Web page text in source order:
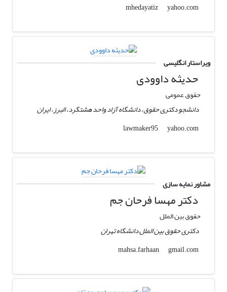
mhedayatiz
yahoo.com
ویراستار انگلیسی
حدیثه داوودی
حقوق عمومی
دانشجو دکتری حقوق، دانشگاه آزاد واحد هشتگرد، البرز، ایران
lawmaker95
yahoo.com
مشاور نمایه سازی
دکتر مهسا فرحان جم
حقوق بین الملل
دکتری حقوق بین الملل دانشگاه تهران
mahsa.farhaan
gmail.com